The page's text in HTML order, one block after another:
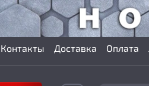
Контакты Доставка Оплата